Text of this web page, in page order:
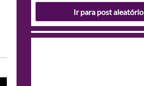
Ir para post aleatório